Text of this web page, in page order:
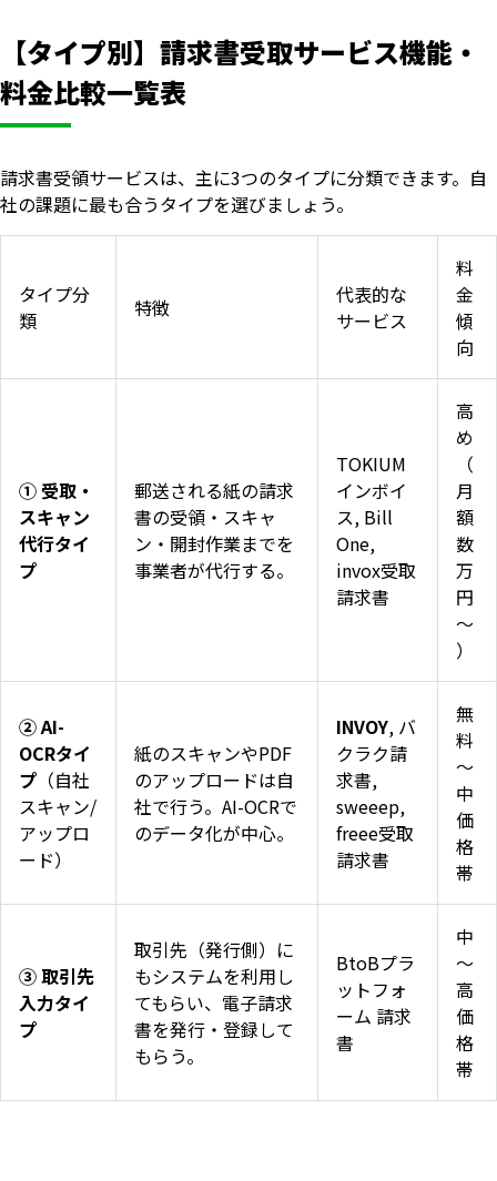
【タイプ別】請求書受取サービス機能・
料金比較一覧表
請求書受領サービスは、主に3つのタイプに分類できます。自
社の課題に最も合うタイプを選びましょう。
タイプ分
類
特徴
代表的な
サービス
料
金
傾
向
① 受取・
スキャン
代行タイ
プ
郵送される紙の請求
書の受領・スキャ
ン・開封作業までを
事業者が代行する。
TOKIUM
インボイ
ス, Bill
One,
invox受取
請求書
高
め
（
月
額
数
万
円
〜
）
② AI-
OCRタイ
プ （自社
スキャン/
アップロ
ード）
紙のスキャンやPDF
のアップロードは自
社で行う。AI-OCRで
のデータ化が中心。
INVOY, バ
クラク請
求書,
sweeep,
freee受取
請求書
無
料
〜
中
価
格
帯
③ 取引先
入力タイ
プ
取引先（発行側）に
もシステムを利用し
てもらい、電子請求
書を発行・登録して
もらう。
BtoBプラ
ットフォ
ーム 請求
書
中
〜
高
価
格
帯